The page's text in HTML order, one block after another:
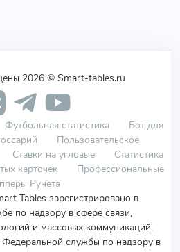
2026 © Smart-tables.ru
Футбольная статистика
Бот для
Пользовательское
Ставки на угловые
Статистика
карточек
Профессиональные
Рунета
Tables зарегистрировано в
по надзору в сфере связи,
и массовых коммуникаций.
службы по надзору в